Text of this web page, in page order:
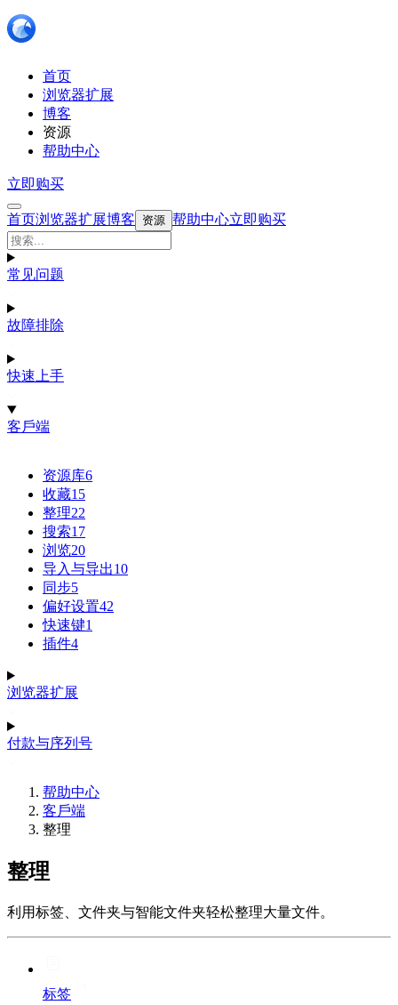
首页
浏览器扩展
博客
资源
帮助中心
立即购买
首页浏览器扩展博客 资源 帮助中心立即购买
常见问题
故障排除
快速上手
客戶端
资源库6
收藏15
整理22
搜索17
浏览20
导入与导出10
同步5
偏好设置42
快速键1
插件4
浏览器扩展
付款与序列号
帮助中心
客戶端
整理
整理
利用标签、文件夹与智能文件夹轻松整理大量文件。
标签